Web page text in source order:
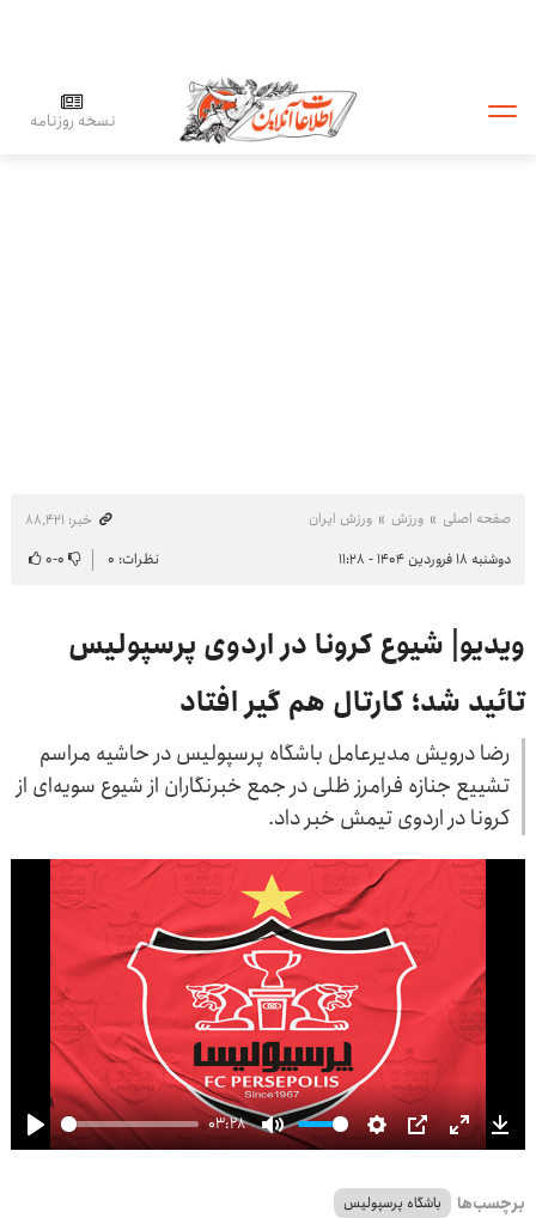
نسخه روزنامه
صفحه اصلی ورزش ورزش ایران
خبر: ۸۸٬۴۲۱
دوشنبه ۱۸ فروردین ۱۴۰۴ - ۱۱:۲۸
نظرات: ۰ ۰-۰
ویدیو| شیوع کرونا در اردوی پرسپولیس
تائید شد؛ کارتال هم گیر افتاد
رضا درویش مدیرعامل باشگاه پرسپولیس در حاشیه مراسم
تشییع جنازه فرامرز ظلی در جمع خبرنگاران از شیوع سویه‌ای از
کرونا در اردوی تیمش خبر داد.
Play
03:28
Mute Settings
PIP Enter
برچسب‌ها باشگاه پرسپولیس